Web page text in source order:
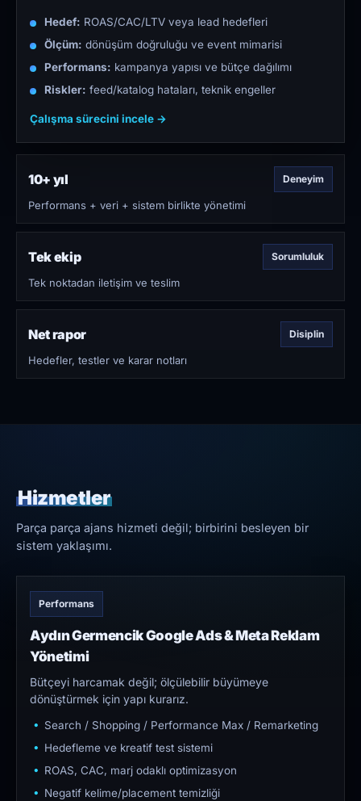
Hedef: ROAS/CAC/LTV veya lead hedefleri
Ölçüm: dönüşüm doğruluğu ve event mimarisi
Performans: kampanya yapısı ve bütçe dağılımı
Riskler: feed/katalog hataları, teknik engeller
Çalışma sürecini incele →
10+ yıl Deneyim
Performans + veri + sistem birlikte yönetimi
Tek ekip Sorumluluk
Tek noktadan iletişim ve teslim
Net rapor Disiplin
Hedefler, testler ve karar notları
Hizmetler
Parça parça ajans hizmeti değil; birbirini besleyen bir
sistem yaklaşımı.
Performans
Aydın Germencik Google Ads & Meta Reklam
Yönetimi
Bütçeyi harcamak değil; ölçülebilir büyümeye
dönüştürmek için yapı kurarız.
Search / Shopping / Performance Max / Remarketing
Hedefleme ve kreatif test sistemi
ROAS, CAC, marj odaklı optimizasyon
Negatif kelime/placement temizliği